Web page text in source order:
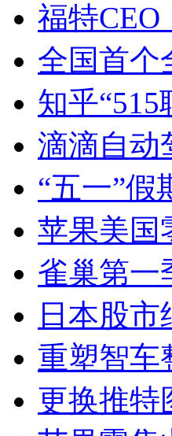
福特
全国首个
知乎
滴滴自动
“五一”假
苹果美国
雀巢第一
日本股
重塑智车
更换推特